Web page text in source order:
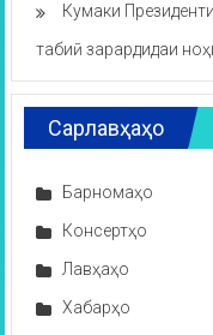
Кумаки
табиӣ зарардидаи
Сарлавҳаҳо
Барномаҳо
Консертҳо
Лавҳаҳо
Хабарҳо